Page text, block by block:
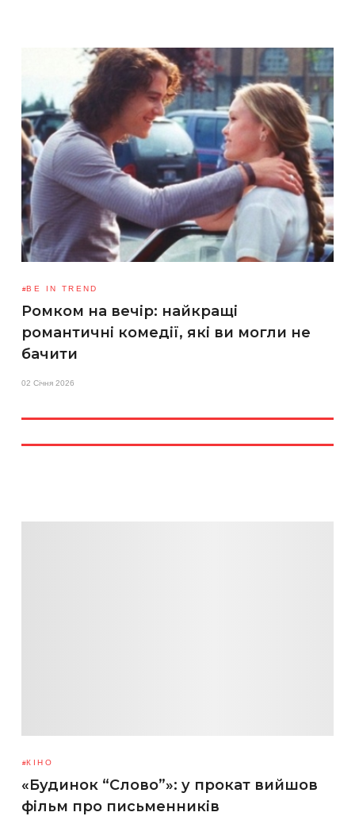
BE IN TREND
Ромком на вечір: найкращі
романтичні комедії, які ви могли не
бачити
02 Січня 2026
КІНО
«Будинок “Слово”»: у прокат вийшов
фільм про письменників